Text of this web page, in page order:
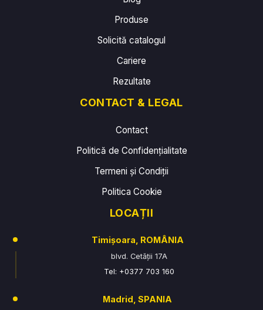
Produse
Solicită catalogul
Cariere
Rezultate
CONTACT & LEGAL
Contact
Politică de Confidențialitate
Termeni și Condiții
Politica Cookie
LOCAȚII
Timișoara, ROMÂNIA
blvd. Cetății 17A
Tel: +0377 703 160
Madrid, SPANIA